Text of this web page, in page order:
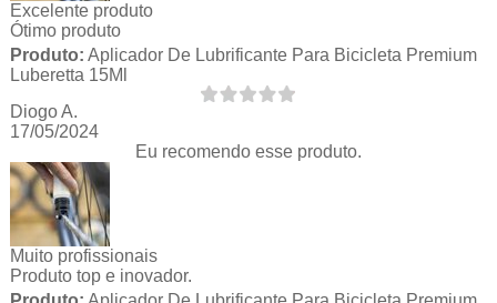
Excelente produto
Ótimo produto
Produto: Aplicador De Lubrificante Para Bicicleta Premium
Luberetta 15Ml
Diogo A.
17/05/2024
Eu recomendo esse produto.
Muito profissionais
Produto top e inovador.